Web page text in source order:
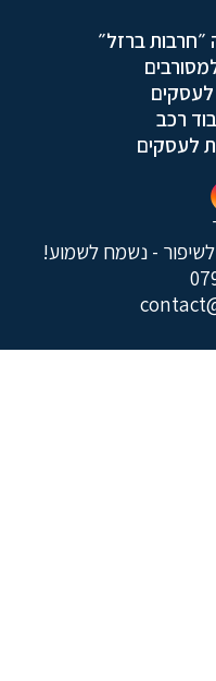
- נשמח לשמוע!
ברזל״
רכב
לעסקים